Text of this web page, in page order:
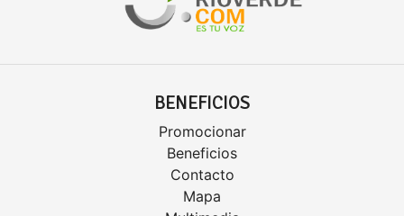
BENEFICIOS
Promocionar
Beneficios
Contacto
Mapa